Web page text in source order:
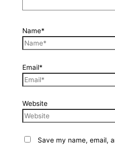
Name*
Email*
Website
Save my name, email,